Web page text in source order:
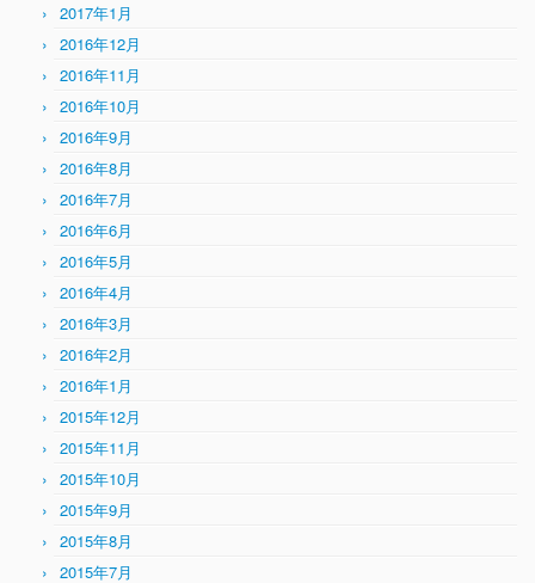
2017年1月
2016年12月
2016年11月
2016年10月
2016年9月
2016年8月
2016年7月
2016年6月
2016年5月
2016年4月
2016年3月
2016年2月
2016年1月
2015年12月
2015年11月
2015年10月
2015年9月
2015年8月
2015年7月